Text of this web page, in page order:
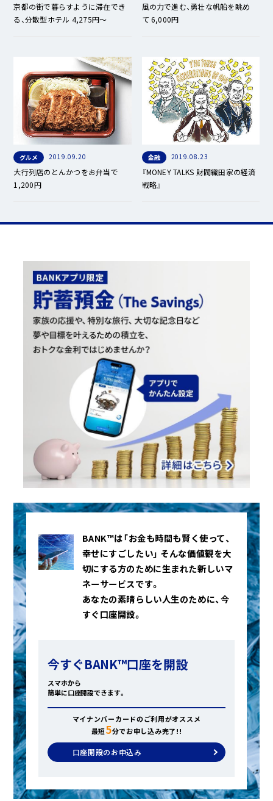
京都の街で暮らすように滞在でき
る、分散型ホテル 4,275円～
風の力で進む、勇壮な帆船を眺め
て 6,000円
グルメ 2019.09.20
大行列店のとんかつをお弁当で
1,200円
金融 2019.08.23
『MONEY TALKS 財閥織田家の経済
戦略』
BANK™は「お金も時間も賢く使って、
幸せにすごしたい」 そんな価値観を大
切にする方のために生まれた新しいマ
ネーサービスです。
あなたの素晴らしい人生のために、今
すぐ口座開設。
今すぐBANK™口座を開設
スマホから
簡単に口座開設できます。
マイナンバーカードのご利用がオススメ
最短5分でお申し込み完了!!
口座開設のお申込み